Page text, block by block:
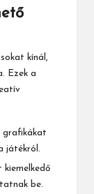
kínál,
Ezek a
grafikákat
játékról.
kiemelkedő
be.